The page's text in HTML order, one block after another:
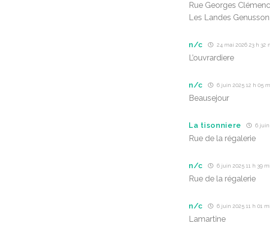
Rue Georges
Les Landes Genusson
n/c 24 mai 2026 23 h 32
L’ouvrardiere
n/c 6 juin 2025 12 h 05
Beausejour
La tisonniere 6 juin
Rue de la régalerie
n/c 6 juin 2025 11 h 39
Rue de la régalerie
n/c 6 juin 2025 11 h 01
Lamartine